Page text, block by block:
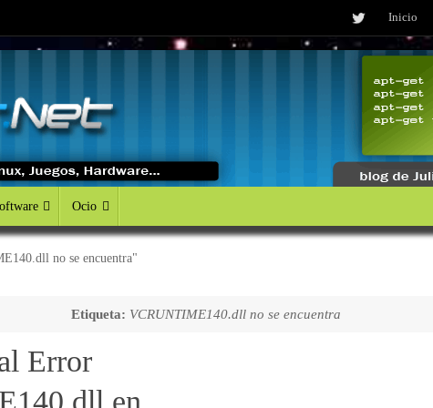
Inicio
Ocio
no se encuentra"
Etiqueta: VCRUNTIME140.dll no se encuentra
Error